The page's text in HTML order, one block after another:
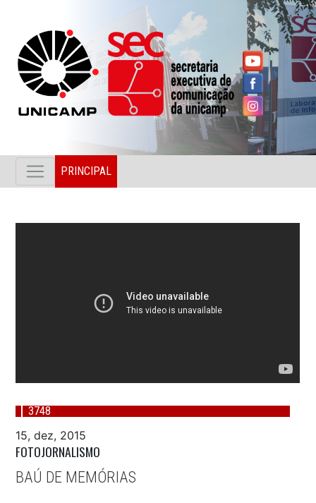
PRINCIPAL
3748
15, dez, 2015
FOTOJORNALISMO
BAÚ DE MEMÓRIAS